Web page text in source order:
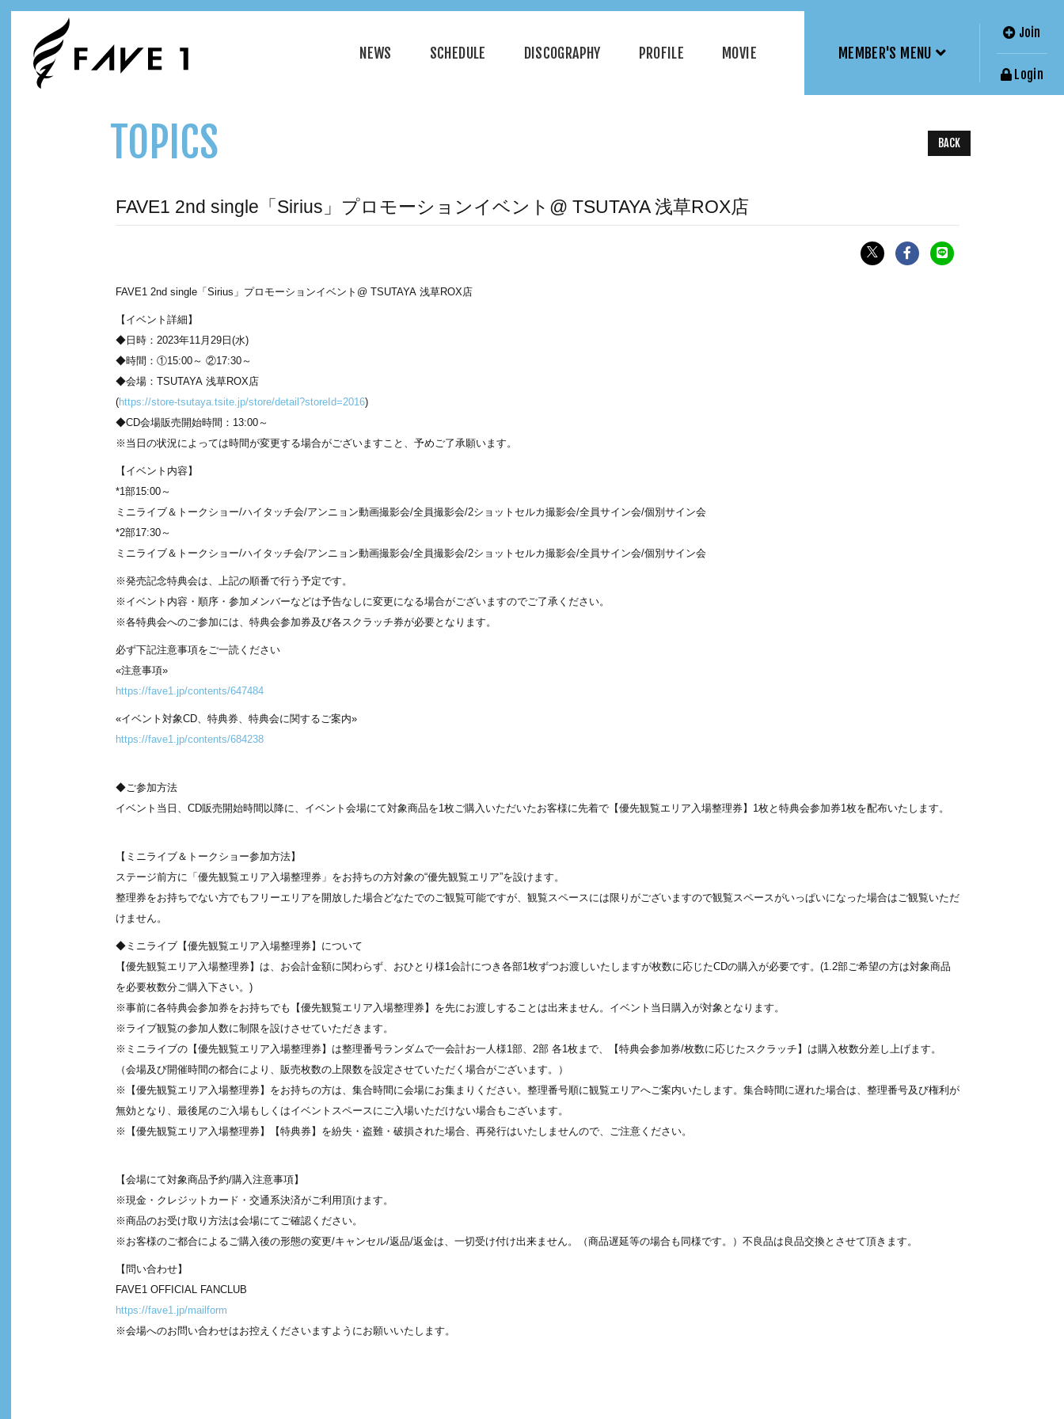
NEWS SCHEDULE DISCOGRAPHY PROFILE MOVIE MEMBER'S MENU
Join
Login
TOPICS BACK
FAVE1 2nd single「Sirius」プロモーションイベント@ TSUTAYA 浅草ROX店
FAVE1 2nd single「Sirius」プロモーションイベント@ TSUTAYA 浅草ROX店
【イベント詳細】
◆日時：2023年11月29日(水)
◆時間：①15:00～ ②17:30～
◆会場：TSUTAYA 浅草ROX店
(https://store-tsutaya.tsite.jp/store/detail?storeId=2016)
◆CD会場販売開始時間：13:00～
※当日の状況によっては時間が変更する場合がございますこと、予めご了承願います。
【イベント内容】
*1部15:00～
ミニライブ＆トークショー/ハイタッチ会/アンニョン動画撮影会/全員撮影会/2ショットセルカ撮影会/全員サイン会/個別サイン会
*2部17:30～
ミニライブ＆トークショー/ハイタッチ会/アンニョン動画撮影会/全員撮影会/2ショットセルカ撮影会/全員サイン会/個別サイン会
※発売記念特典会は、上記の順番で行う予定です。
※イベント内容・順序・参加メンバーなどは予告なしに変更になる場合がございますのでご了承ください。
※各特典会へのご参加には、特典会参加券及び各スクラッチ券が必要となります。
必ず下記注意事項をご一読ください
«注意事項»
https://fave1.jp/contents/647484
«イベント対象CD、特典券、特典会に関するご案内»
https://fave1.jp/contents/684238
◆ご参加方法
イベント当日、CD販売開始時間以降に、イベント会場にて対象商品を1枚ご購入いただいたお客様に先着で【優先観覧エリア入場整理券】1枚と特典会参加券1枚を配布いたします。
【ミニライブ＆トークショー参加方法】
ステージ前方に「優先観覧エリア入場整理券」をお持ちの方対象の“優先観覧エリア”を設けます。
整理券をお持ちでない方でもフリーエリアを開放した場合どなたでのご観覧可能ですが、観覧スペースには限りがございますので観覧スペースがいっぱいになった場合はご観覧いただ
けません。
◆ミニライブ【優先観覧エリア入場整理券】について
【優先観覧エリア入場整理券】は、お会計金額に関わらず、おひとり様1会計につき各部1枚ずつお渡しいたしますが枚数に応じたCDの購入が必要です。(1.2部ご希望の方は対象商品
を必要枚数分ご購入下さい。)
※事前に各特典会参加券をお持ちでも【優先観覧エリア入場整理券】を先にお渡しすることは出来ません。イベント当日購入が対象となります。
※ライブ観覧の参加人数に制限を設けさせていただきます。
※ミニライブの【優先観覧エリア入場整理券】は整理番号ランダムで一会計お一人様1部、2部 各1枚まで、【特典会参加券/枚数に応じたスクラッチ】は購入枚数分差し上げます。
（会場及び開催時間の都合により、販売枚数の上限数を設定させていただく場合がございます。）
※【優先観覧エリア入場整理券】をお持ちの方は、集合時間に会場にお集まりください。整理番号順に観覧エリアへご案内いたします。集合時間に遅れた場合は、整理番号及び権利が
無効となり、最後尾のご⼊場もしくはイベントスペースにご⼊場いただけない場合もございます。
※【優先観覧エリア入場整理券】【特典券】を紛失・盗難・破損された場合、再発⾏はいたしませんので、ご注意ください。
【会場にて対象商品予約/購入注意事項】
※現金・クレジットカード・交通系決済がご利用頂けます。
※商品のお受け取り方法は会場にてご確認ください。
※お客様のご都合によるご購入後の形態の変更/キャンセル/返品/返金は、一切受け付け出来ません。（商品遅延等の場合も同様です。）不良品は良品交換とさせて頂きます。
【問い合わせ】
FAVE1 OFFICIAL FANCLUB
https://fave1.jp/mailform
※会場へのお問い合わせはお控えくださいますようにお願いいたします。